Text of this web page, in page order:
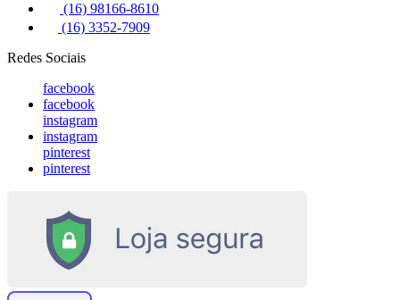
(16) 98166-8610
(16) 3352-7909
Redes Sociais
facebook
facebook
instagram
instagram
pinterest
pinterest